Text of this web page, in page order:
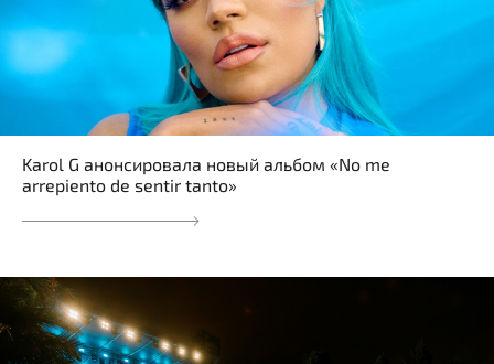
Karol G анонсировала новый альбом «No me
arrepiento de sentir tanto»